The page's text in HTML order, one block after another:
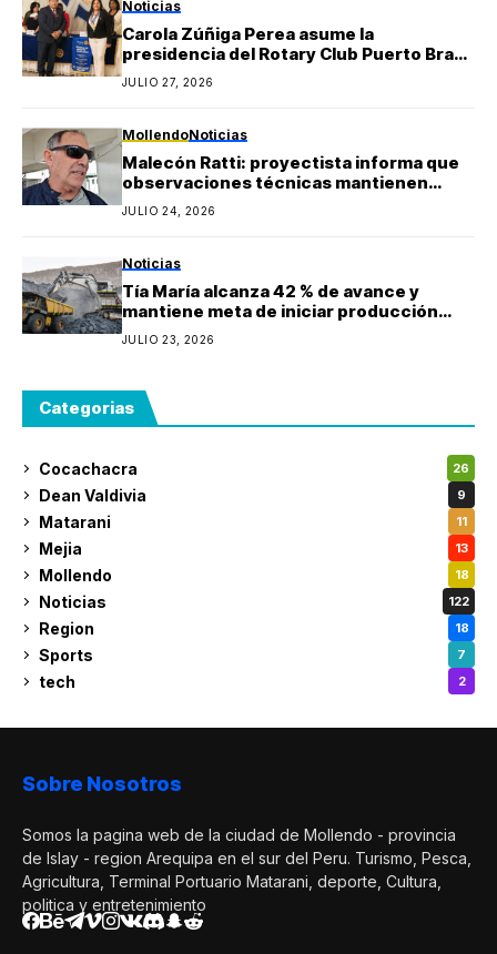
Noticias
Carola Zúñiga Perea asume la
presidencia del Rotary Club Puerto Bravo
Mollendo y anuncia proyectos sociales
para la provincia de Islay
JULIO 27, 2026
MollendoNoticias
Malecón Ratti: proyectista informa que
observaciones técnicas mantienen
paralizada la obra y estima reinicio en
agosto
JULIO 24, 2026
Noticias
Tía María alcanza 42 % de avance y
mantiene meta de iniciar producción
durante 2027
JULIO 23, 2026
Categorias
Cocachacra 26
Dean Valdivia 9
Matarani 11
Mejia 13
Mollendo 18
Noticias 122
Region 18
Sports 7
tech 2
Sobre Nosotros
Somos la pagina web de la ciudad de Mollendo - provincia
de Islay - region Arequipa en el sur del Peru. Turismo, Pesca,
Agricultura, Terminal Portuario Matarani, deporte, Cultura,
politica y entretenimiento